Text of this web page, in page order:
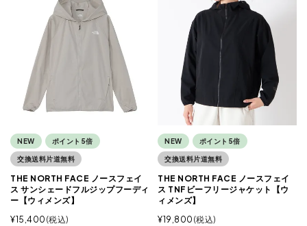
NEW ポイント5倍
交換送料片道無料
THE NORTH FACE ノースフェイ
ス サンシェードフルジップフーディ
ー【ウィメンズ】
¥15,400 税込
NEW ポイント5倍
交換送料片道無料
THE NORTH FACE ノースフェイ
ス TNFビーフリージャケット【ウ
ィメンズ】
¥19,800 税込